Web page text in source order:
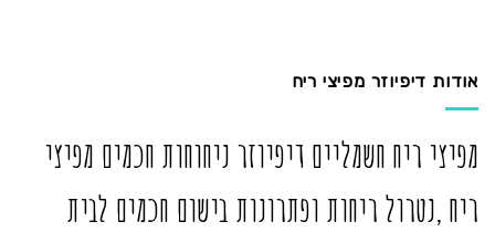
אודות דיפיוזר מפיצי ריח
מפיצי ריח חשמליים דיפיוזר ניחוחות חכמים מפיצי
ריח ,נטרול ריחות ופתרונות בישום חכמים לבית